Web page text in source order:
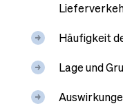
Häufigkeit
Lage und